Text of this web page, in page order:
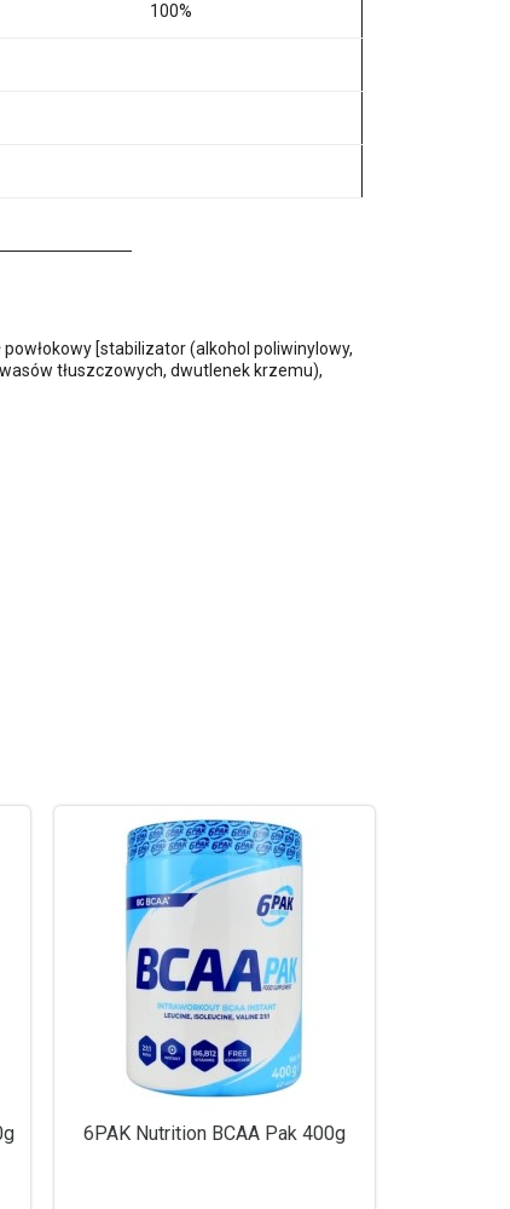
100%
[stabilizator (alkohol poliwinylowy,
tłuszczowych, dwutlenek krzemu),
6PAK Nutrition BCAA Pak 400g